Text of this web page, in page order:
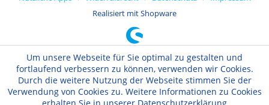
Realisiert mit Shopware
Um unsere Webseite für Sie optimal zu gestalten und
fortlaufend verbessern zu können, verwenden wir Cookies.
Durch die weitere Nutzung der Webseite stimmen Sie der
Verwendung von Cookies zu. Weitere Informationen zu Cookies